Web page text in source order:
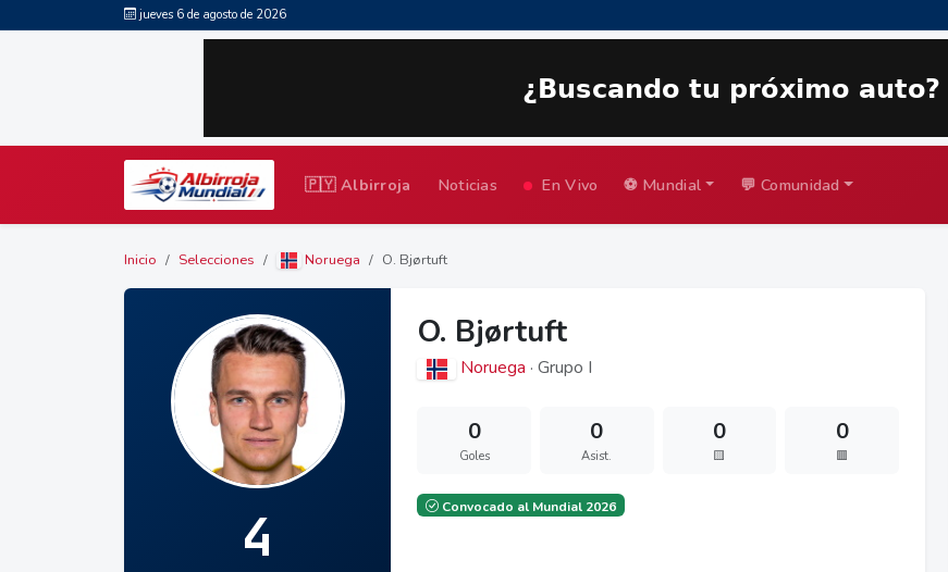
jueves 6 de agosto de 2026
🇵🇾 Albirroja Noticias En Vivo ⚽ Mundial 💬 Comunidad
Inicio Selecciones Noruega O. Bjørtuft
4
O. Bjørtuft
Noruega · Grupo I
0
Goles
0
Asist.
0
🟨
0
🟥
Convocado al Mundial 2026